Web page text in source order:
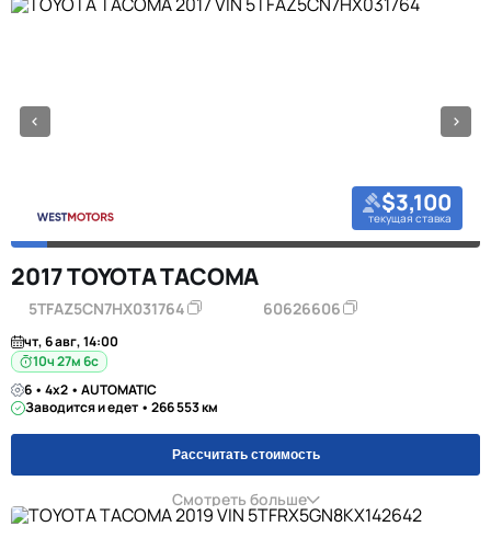
$3,100
текущая ставка
2017 TOYOTA TACOMA
5TFAZ5CN7HX031764 60626606
чт, 6 авг, 14:00
10ч 27м 5с
6 • 4x2 • AUTOMATIC
Заводится и едет • 266 553 км
Рассчитать стоимость
Смотреть больше